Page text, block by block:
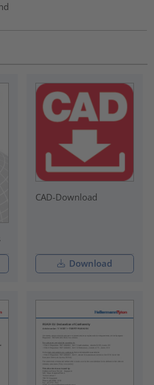
CAD-Download
Download